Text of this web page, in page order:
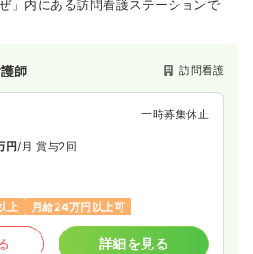
」内にある訪問看護ステーションで
師 訪問看護
一時募集休止
円/月 賞与2回
上 月給24万円以上可
詳細を見る